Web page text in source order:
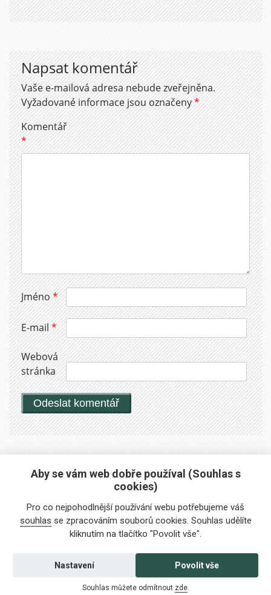
Napsat komentář
Vaše e-mailová adresa nebude zveřejněna.
Vyžadované informace jsou označeny*
Komentář
*
Jméno*
E-mail*
Webová
stránka
Máte zájem o naše služby?
Potřebujete poradit?
info@foreigners.cz
+420 211 221 492
Kontaktujte nás
Aby se vám web dobře používal (Souhlas s
cookies)
Pro co nejpohodlnější používání webu potřebujeme váš
souhlas se zpracováním souborů cookies. Souhlas udělíte
kliknutím na tlačítko "Povolit vše".
Povolit vše
Nastavení
Souhlas můžete odmítnout zde.